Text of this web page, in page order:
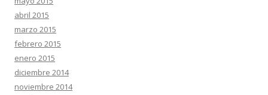
abril 2015
marzo 2015
febrero 2015
enero 2015
diciembre 2014
noviembre 2014